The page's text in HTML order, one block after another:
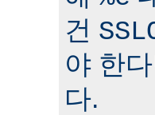
건
야 한
다.